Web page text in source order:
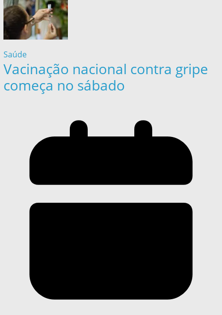
Saúde
Vacinação nacional contra gripe
começa no sábado